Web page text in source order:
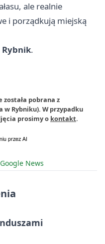
ale realnie
i porządkują miejską
Rybnik.
pobrana z
w Rybniku). W przypadku
prosimy o kontakt.
Google News